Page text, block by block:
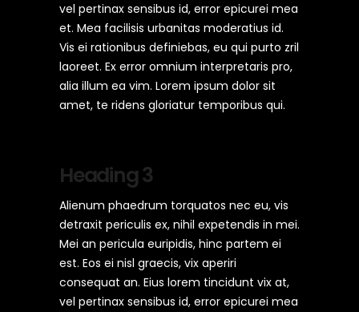
vel pertinax sensibus id, error epicurei mea
et. Mea facilisis urbanitas moderatius id.
Vis ei rationibus definiebas, eu qui purto zril
laoreet. Ex error omnium interpretaris pro,
alia illum ea vim. Lorem ipsum dolor sit
amet, te ridens gloriatur temporibus qui.
Heading 3
Alienum phaedrum torquatos nec eu, vis
detraxit periculis ex, nihil expetendis in mei.
Mei an pericula euripidis, hinc partem ei
est. Eos ei nisl graecis, vix aperiri
consequat an. Eius lorem tincidunt vix at,
vel pertinax sensibus id, error epicurei mea